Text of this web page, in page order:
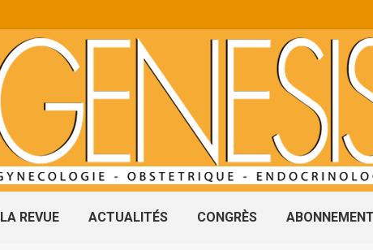
LA REVUE ACTUALITÉS CONGRÈS ABONNEMENT